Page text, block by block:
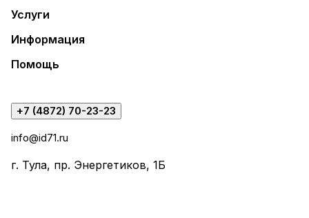
Услуги
Информация
Помощь
+7 (4872) 70-23-23
info@id71.ru
г. Тула, пр. Энергетиков, 1Б